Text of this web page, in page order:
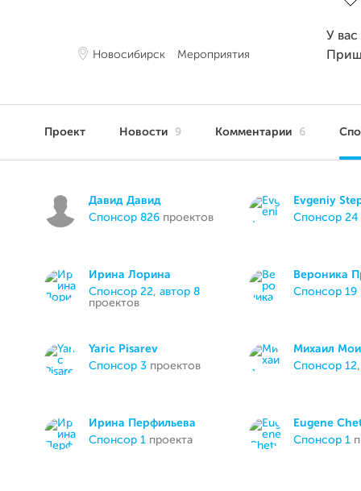
Новосибирск Мероприятия
У
Проект Новости 9 Комментарии 6
Давид Давид
спонсор 826 проектов
Evgeniy
спонсор 24
Ирина Лорина
спонсор 22, автор 8
проектов
Вероника
спонсор 19
Yaric Pisarev
спонсор 3 проектов
Михаил
спонсор 12
Ирина Перфильева
спонсор 1 проекта
Eugene
спонсор 1